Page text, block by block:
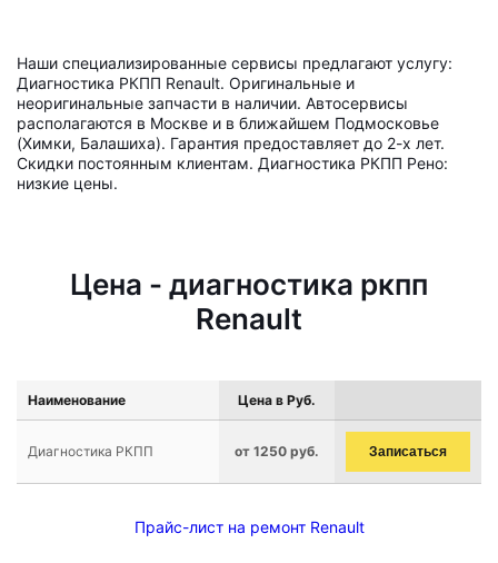
Наши специализированные сервисы предлагают услугу:
Диагностика РКПП Renault. Оригинальные и
неоригинальные запчасти в наличии. Автосервисы
располагаются в Москве и в ближайшем Подмосковье
(Химки, Балашиха). Гарантия предоставляет до 2-х лет.
Скидки постоянным клиентам. Диагностика РКПП Рено:
низкие цены.
Цена - диагностика ркпп
Renault
Наименование Цена в Руб.
Диагностика РКПП от 1250 руб. Записаться
Прайс-лист на ремонт Renault